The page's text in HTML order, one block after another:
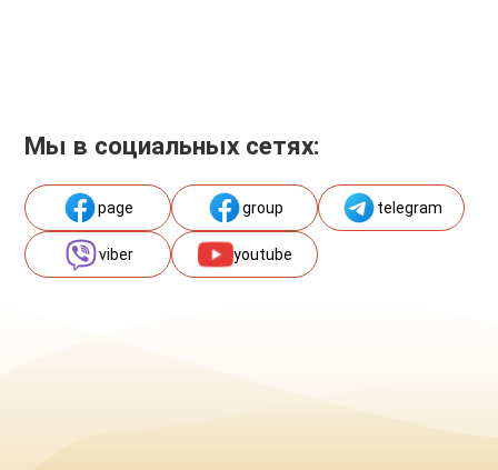
Мы в социальных сетях:
page group telegram
viber youtube